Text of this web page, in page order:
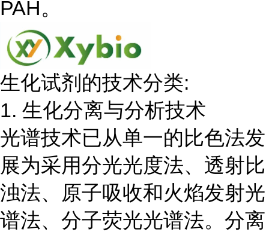
PAH。
生化试剂的技术分类:
1. 生化分离与分析技术
光谱技术已从单一的比色法发
展为采用分光光度法、透射比
浊法、原子吸收和火焰发射光
谱法、分子荧光光谱法。分离